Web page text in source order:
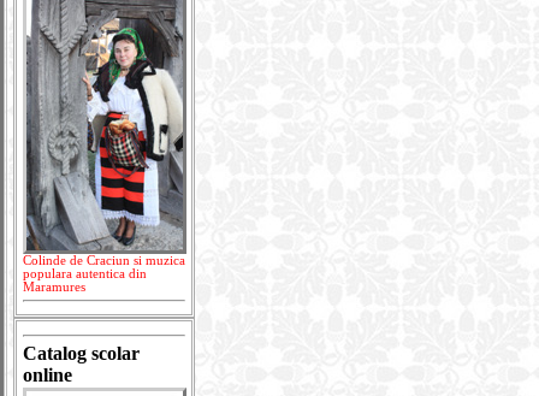
Colinde de Craciun si muzica
populara autentica din
Maramures
Catalog scolar
online